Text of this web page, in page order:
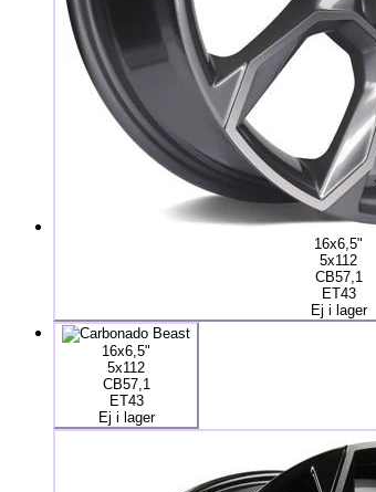
16x6,5"
5x112
CB57,1
ET43
Ej i lager
16x6,5"
5x112
CB57,1
ET43
Ej i lager